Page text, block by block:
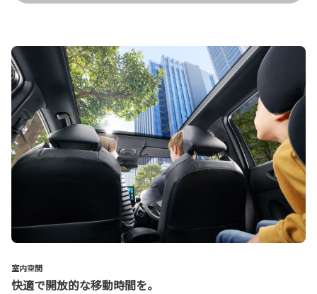
室内空間
快適で開放的な移動時間を。